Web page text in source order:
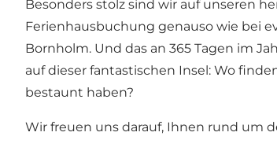
Besonders stolz sind wir auf unseren
Ferienhausbuchung genauso wie bei
Bornholm. Und das an 365 Tagen im
auf dieser fantastischen Insel: Wo
bestaunt haben?
Wir freuen uns darauf, Ihnen rund um